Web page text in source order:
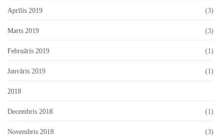
Aprīlis 2019 (3)
Marts 2019 (3)
Februāris 2019 (1)
Janvāris 2019 (1)
2018
Decembris 2018 (1)
Novembris 2018 (3)